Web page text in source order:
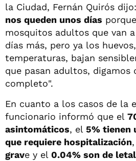
la Ciudad, Fernán Quirós
nos queden unos días
mosquitos adultos que van
días más, pero ya los
temperaturas, bajan
que pasan adultos, digamos
completo".
En cuanto a los casos de la
funcionario informó que el
asintomáticos, el 5% tienen
que requiere hospitalización
grave y el 0.04% son de